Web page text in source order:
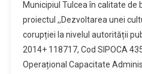
Municipiul Tulcea în calitate
proiectul ,,Dezvoltarea unei
corupției la nivelul autorității
2014+ 118717, Cod SIPOCA
Operațional Capacitate